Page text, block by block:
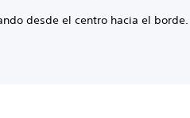
desde el centro hacia el borde.